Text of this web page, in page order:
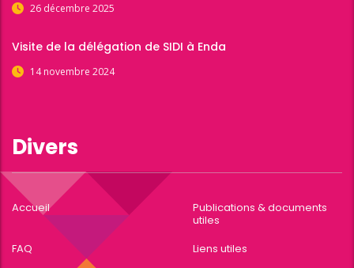
26 décembre 2025
Visite de la délégation de SIDI à Enda
14 novembre 2024
Divers
Accueil
Publications & documents
utiles
FAQ
Liens utiles